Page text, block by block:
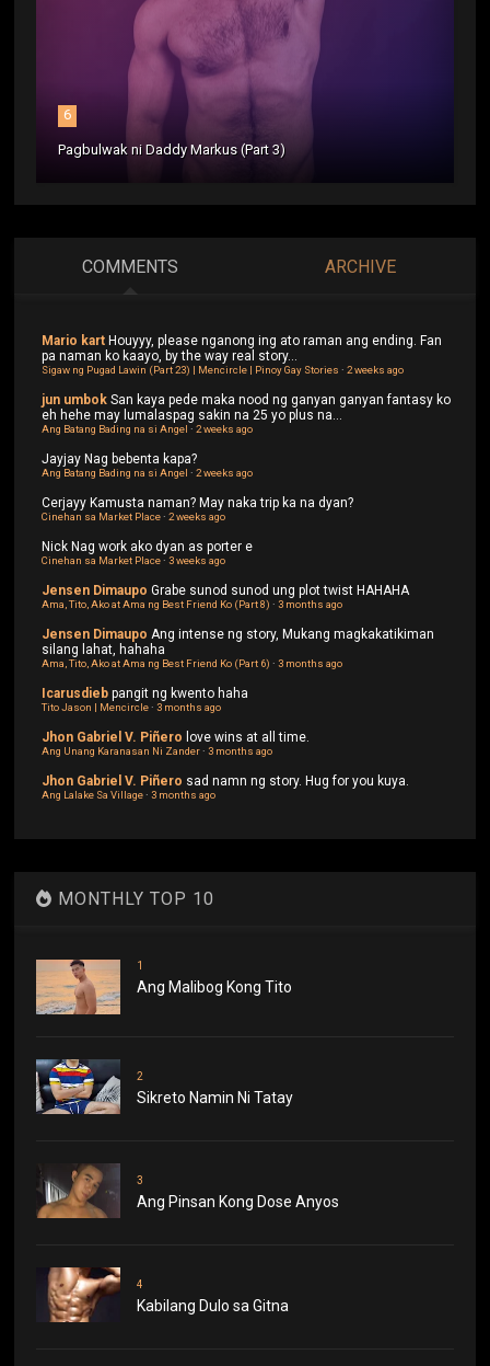
6
Pagbulwak ni Daddy Markus (Part 3)
COMMENTS ARCHIVE
Mario kart Houyyy, please nganong ing ato raman ang ending. Fan
pa naman ko kaayo, by the way real story...
Sigaw ng Pugad Lawin (Part 23) | Mencircle | Pinoy Gay Stories ·2 weeks ago
jun umbok San kaya pede maka nood ng ganyan ganyan fantasy ko
eh hehe may lumalaspag sakin na 25 yo plus na...
Ang Batang Bading na si Angel ·2 weeks ago
JayjayNag bebenta kapa?
Ang Batang Bading na si Angel ·2 weeks ago
CerjayyKamusta naman? May naka trip ka na dyan?
Cinehan sa Market Place·2 weeks ago
NickNag work ako dyan as porter e
Cinehan sa Market Place·3 weeks ago
Jensen Dimaupo Grabe sunod sunod ung plot twist HAHAHA
Ama, Tito, Ako at Ama ng Best Friend Ko (Part 8) ·3 months ago
Jensen Dimaupo Ang intense ng story, Mukang magkakatikiman
silang lahat, hahaha
Ama, Tito, Ako at Ama ng Best Friend Ko (Part 6) ·3 months ago
Icarusdieb pangit ng kwento haha
Tito Jason | Mencircle·3 months ago
Jhon Gabriel V. Piñero love wins at all time.
Ang Unang Karanasan Ni Zander·3 months ago
Jhon Gabriel V. Piñero sad namn ng story. Hug for you kuya.
Ang Lalake Sa Village·3 months ago
MONTHLY TOP 10
1
Ang Malibog Kong Tito
2
Sikreto Namin Ni Tatay
3
Ang Pinsan Kong Dose Anyos
4
Kabilang Dulo sa Gitna